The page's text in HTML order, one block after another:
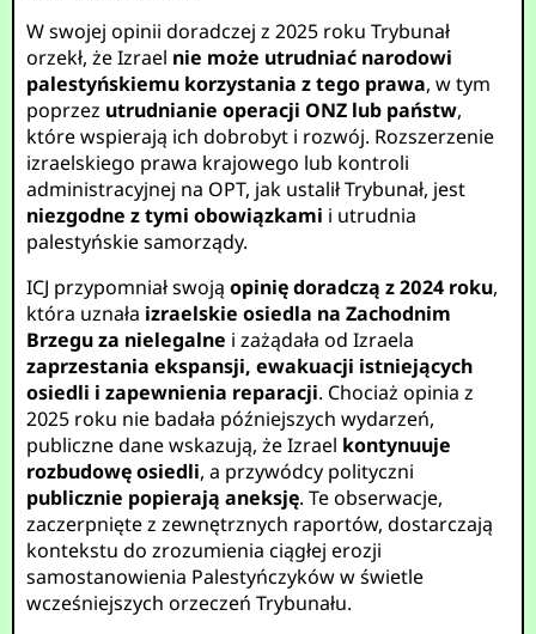
W swojej opinii doradczej z 2025 roku Trybunał
orzekł, że Izrael nie może utrudniać narodowi
palestyńskiemu korzystania z tego prawa, w tym
poprzez utrudnianie operacji ONZ lub państw,
które wspierają ich dobrobyt i rozwój. Rozszerzenie
izraelskiego prawa krajowego lub kontroli
administracyjnej na OPT, jak ustalił Trybunał, jest
niezgodne z tymi obowiązkami i utrudnia
palestyńskie samorządy.
ICJ przypomniał swojąopinię doradczą z 2024 roku,
która uznała izraelskie osiedla na Zachodnim
Brzegu za nielegalne i zażądała od Izraela
zaprzestania ekspansji, ewakuacji istniejących
osiedli i zapewnienia reparacji. Chociaż opinia z
2025 roku nie badała późniejszych wydarzeń,
publiczne dane wskazują, że Izrael kontynuuje
rozbudowę osiedli, a przywódcy polityczni
publicznie popierają aneksję. Te obserwacje,
zaczerpnięte z zewnętrznych raportów, dostarczają
kontekstu do zrozumienia ciągłej erozji
samostanowienia Palestyńczyków w świetle
wcześniejszych orzeczeń Trybunału.